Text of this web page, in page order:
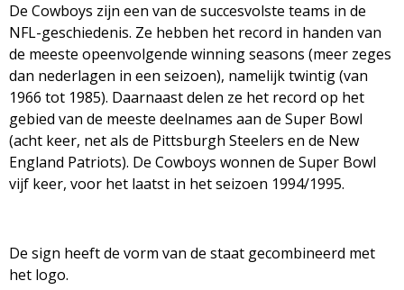
De Cowboys zijn een van de succesvolste teams in de
NFL-geschiedenis. Ze hebben het record in handen van
de meeste opeenvolgende winning seasons (meer zeges
dan nederlagen in een seizoen), namelijk twintig (van
1966 tot 1985). Daarnaast delen ze het record op het
gebied van de meeste deelnames aan de Super Bowl
(acht keer, net als de Pittsburgh Steelers en de New
England Patriots). De Cowboys wonnen de Super Bowl
vijf keer, voor het laatst in het seizoen 1994/1995.
De sign heeft de vorm van de staat gecombineerd met
het logo.